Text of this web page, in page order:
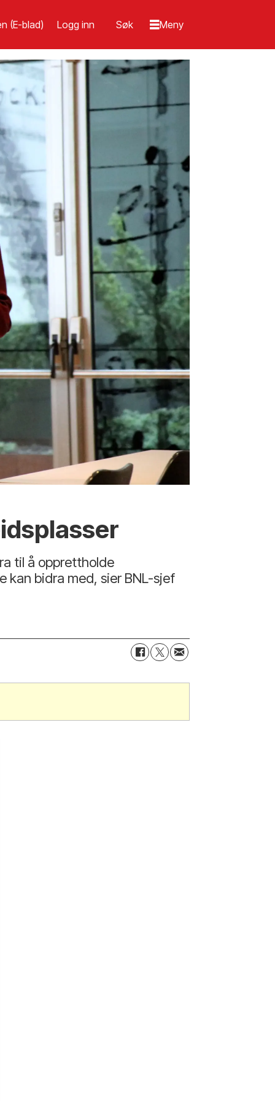
(E-blad) Logg inn
til å opprettholde
kan bidra med, sier BNL-sjef